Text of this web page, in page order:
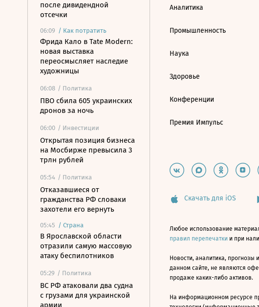
после дивидендной
отсечки
06:09 / Как потратить
Фрида Кало в Tate Modern:
новая выставка
переосмысляет наследие
художницы
06:08 / Политика
ПВО сбила 605 украинских
дронов за ночь
06:00 / Инвестиции
Открытая позиция бизнеса
на Мосбирже превысила 3
трлн рублей
05:54 / Политика
Отказавшиеся от
гражданства РФ словаки
захотели его вернуть
05:45 / Страна
В Ярославской области
отразили самую массовую
атаку беспилотников
05:29 / Политика
ВС РФ атаковали два судна
с грузами для украинской
армии
Аналитика
Промышленность
Наука
Здоровье
Конференции
Премия Импульс
Скачать для iOS
Любое использование
правил перепечатки и при
Новости, аналитика, прогнозы
данном сайте, не являются
продаже каких-либо активов.
На информационном ресурсе